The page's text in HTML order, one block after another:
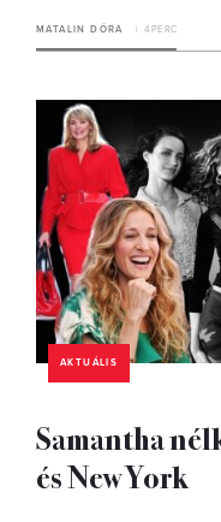
MATALIN DÓRA 4 PERC
AKTUÁLIS
Samantha
és New York